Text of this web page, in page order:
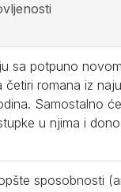
sa potpuno
romana iz
Samostalno
u njima i
sposobnosti